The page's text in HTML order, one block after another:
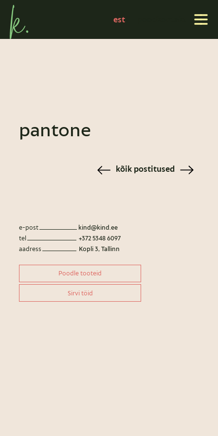
est
pantone
kõik postitused
e-post
kind@kind.ee
tel
+372 5348 6097
aadress
Kopli 3, Tallinn
Poodle tooteid
Sirvi töid